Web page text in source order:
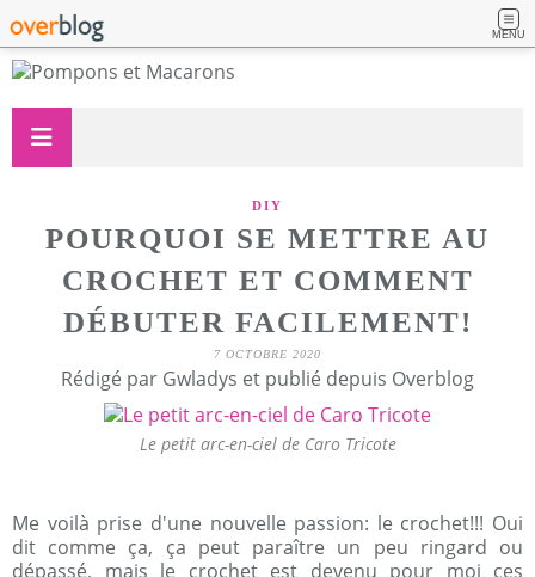
MENU
DIY
POURQUOI SE METTRE AU
CROCHET ET COMMENT
DÉBUTER FACILEMENT!
7 OCTOBRE 2020
Rédigé par Gwladys et publié depuis Overblog
Le petit arc-en-ciel de Caro Tricote
Me voilà prise d'une nouvelle passion: le crochet!!! Oui
dit comme ça, ça peut paraître un peu ringard ou
dépassé, mais le crochet est devenu pour moi ces